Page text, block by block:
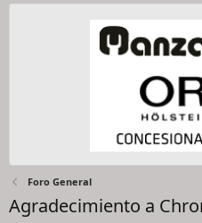
Foro General
Agradecimiento a